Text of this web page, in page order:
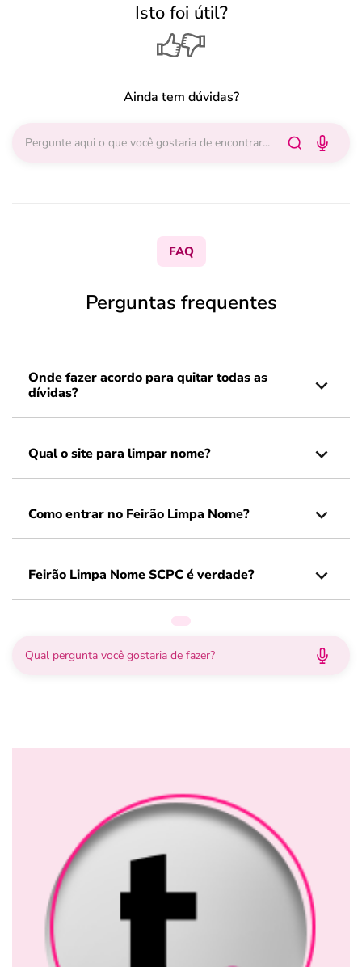
Isto foi útil?
Ainda tem dúvidas?
FAQ
Perguntas frequentes
Onde fazer acordo para quitar todas as
dívidas?
Qual o site para limpar nome?
Como entrar no Feirão Limpa Nome?
Feirão Limpa Nome SCPC é verdade?